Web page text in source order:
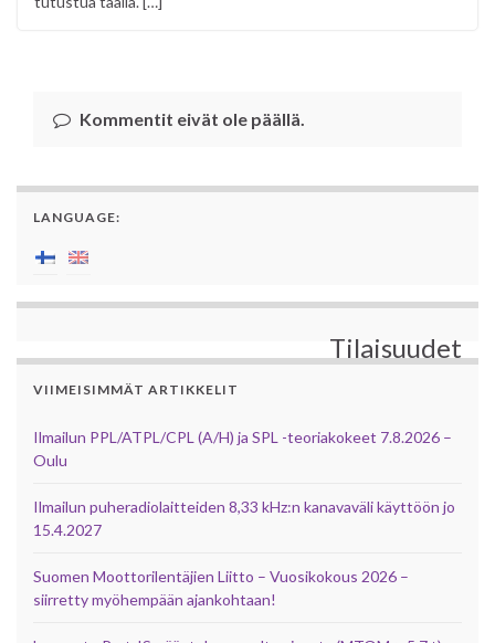
Kommentit eivät ole päällä.
LANGUAGE:
Tilaisuudet
VIIMEISIMMÄT ARTIKKELIT
Ilmailun PPL/ATPL/CPL (A/H) ja SPL -teoriakokeet 7.8.2026 –
Oulu
Ilmailun puheradiolaitteiden 8,33 kHz:n kanavaväli käyttöön jo
15.4.2027
Suomen Moottorilentäjien Liitto – Vuosikokous 2026 –
siirretty myöhempään ajankohtaan!